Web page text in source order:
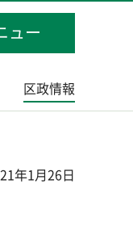
ュー
区政情報
年1月26日